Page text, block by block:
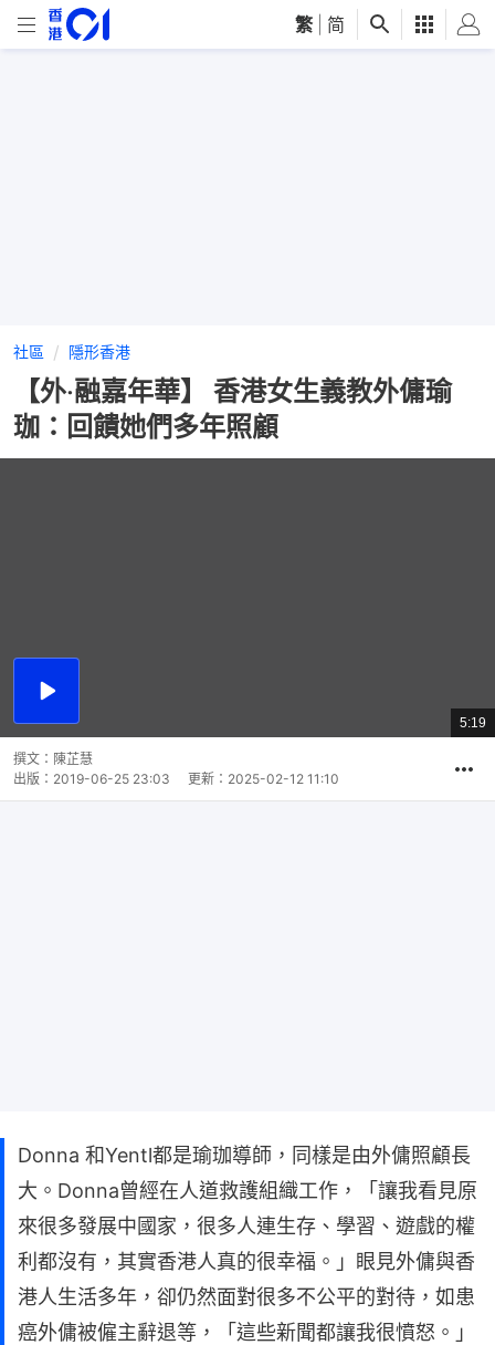
繁 简
社區 隱形香港
【外‧融嘉年華】 香港女生義教外傭瑜
珈：回饋她們多年照顧
播
總
共
5:19
撰文： 陳芷慧
出版： 2019-06-25 23:03 更新： 2025-02-12 11:10
Donna 和Yentl都是瑜珈導師，同樣是由外傭照顧長
大。Donna曾經在人道救護組織工作，「讓我看見原
來很多發展中國家，很多人連生存、學習、遊戲的權
利都沒有，其實香港人真的很幸福。」眼見外傭與香
港人生活多年，卻仍然面對很多不公平的對待，如患
癌外傭被僱主辭退等，「這些新聞都讓我很憤怒。」